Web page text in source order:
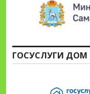
ГОСУСЛУГИ ДОМ